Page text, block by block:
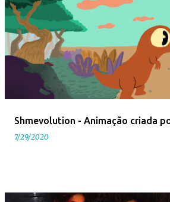
Shmevolution - Animação criada
7/29/2020